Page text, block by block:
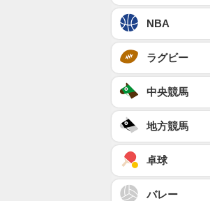
NBA
ラグビー
中央競馬
地方競馬
卓球
バレー